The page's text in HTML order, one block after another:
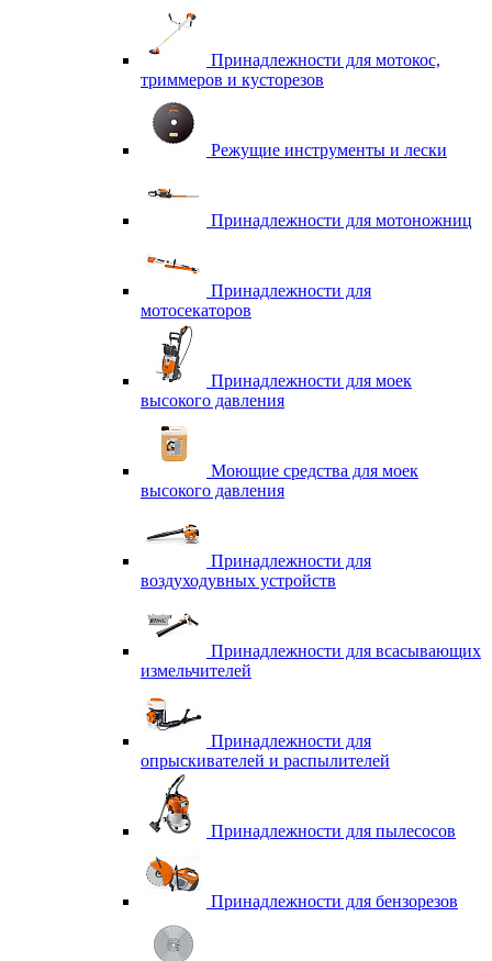
Принадлежности для мотокос,
триммеров и кусторезов
Режущие инструменты и лески
Принадлежности для мотоножниц
Принадлежности для
мотосекаторов
Принадлежности для моек
высокого давления
Моющие средства для моек
высокого давления
Принадлежности для
воздуходувных устройств
Принадлежности для всасывающих
измельчителей
Принадлежности для
опрыскивателей и распылителей
Принадлежности для пылесосов
Принадлежности для бензорезов